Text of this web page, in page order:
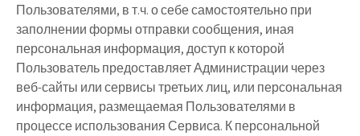
Пользователями, в т.ч. о себе самостоятельно при
заполнении формы отправки сообщения, иная
персональная информация, доступ к которой
Пользователь предоставляет Администрации через
веб-сайты или сервисы третьих лиц, или персональная
информация, размещаемая Пользователями в
процессе использования Сервиса. К персональной